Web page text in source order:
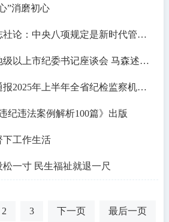
”消磨初心
中国纪检监察杂志社论：中央八项规定是新时代管党治党的标志性措施
省纪委监委召开地级以上市纪委书记座谈会 马森述出席并讲话
广东省纪委监委通报2025年上半年全省纪检监察机关监督检查审查调查情况
纪违法案例解析100篇》出版
下工作生活
一寸 民生福祉就退一尺
2 3 下一页 最后一页